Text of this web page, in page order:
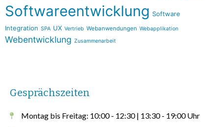
Softwareentwicklung Software
Integration SPA UX Vertrieb Webanwendungen Webapplikation
Webentwicklung Zusammenarbeit
Gesprächszeiten
Montag bis Freitag: 10:00 - 12:30 | 13:30 - 19:00 Uhr